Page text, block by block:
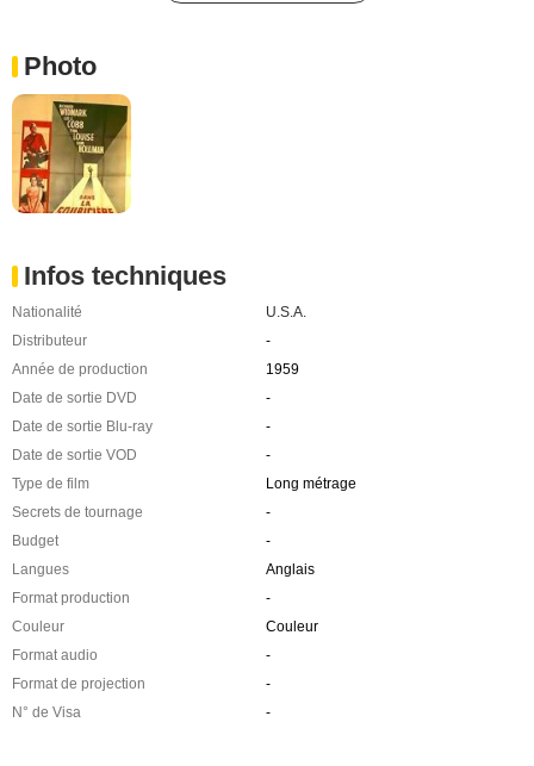
Photo
Infos techniques
Nationalité
U.S.A.
Distributeur
-
Année de production
1959
Date de sortie DVD
-
Date de sortie Blu-ray
-
Date de sortie VOD
-
Type de film
Long métrage
Secrets de tournage
-
Budget
-
Langues
Anglais
Format production
-
Couleur
Couleur
Format audio
-
Format de projection
-
N° de Visa
-